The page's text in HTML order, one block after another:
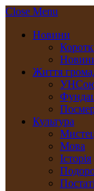
Close Menu
Новини
Життя
Культура
Мова
Історія
Постаті